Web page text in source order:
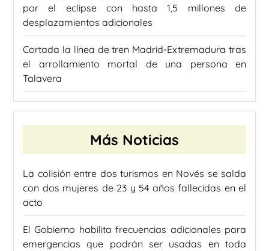
por el eclipse con hasta 1,5 millones de
desplazamientos adicionales
Cortada la línea de tren Madrid-Extremadura tras
el arrollamiento mortal de una persona en
Talavera
Más Noticias
La colisión entre dos turismos en Novés se salda
con dos mujeres de 23 y 54 años fallecidas en el
acto
El Gobierno habilita frecuencias adicionales para
emergencias que podrán ser usadas en toda